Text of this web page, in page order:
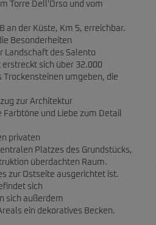
Torre Dell'Orso und vom
an der Küste, Km 5, erreichbar.
Besonderheiten
Landschaft des Salento
sich über 32.000
umgeben, die
zur Architektur
und Liebe zum Detail
privaten
Platzes des Grundstücks,
überdachten Raum.
zur Ostseite ausgerichtet ist.
sich
sich außerdem
ein dekoratives Becken.